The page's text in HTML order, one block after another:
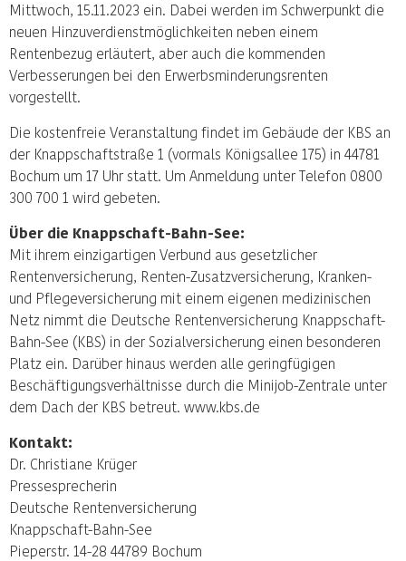
Mittwoch, 15.11.2023 ein. Dabei werden im Schwerpunkt die
neuen Hinzuverdienstmöglichkeiten neben einem
Rentenbezug erläutert, aber auch die kommenden
Verbesserungen bei den Erwerbsminderungsrenten
vorgestellt.
Die kostenfreie Veranstaltung findet im Gebäude der KBS an
der Knappschaftstraße 1 (vormals Königsallee 175) in 44781
Bochum um 17 Uhr statt. Um Anmeldung unter Telefon 0800
300 700 1 wird gebeten.
Über die Knappschaft-Bahn-See:
Mit ihrem einzigartigen Verbund aus gesetzlicher
Rentenversicherung, Renten-Zusatzversicherung, Kranken-
und Pflegeversicherung mit einem eigenen medizinischen
Netz nimmt die Deutsche Rentenversicherung Knappschaft-
Bahn-See (KBS) in der Sozialversicherung einen besonderen
Platz ein. Darüber hinaus werden alle geringfügigen
Beschäftigungsverhältnisse durch die Minijob-Zentrale unter
dem Dach der KBS betreut. www.kbs.de
Kontakt:
Dr. Christiane Krüger
Pressesprecherin
Deutsche Rentenversicherung
Knappschaft-Bahn-See
Pieperstr. 14-28 44789 Bochum